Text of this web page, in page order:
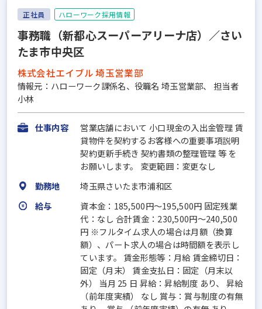
正社員 ハローワーク採用情報
事務職（新都心スーパーアリーナ店）／さい
たま市中央区
株式会社エイブル 埼玉営業部
情報元：ハローワーク課係名、役職名 埼玉営業部、 担当者
小林
仕事内容
営業店舗において 小口現金の入出金管理 賃
貸物件を契約するお客様への重要事項説明
契約更新手続き 契約書類の整理管理 等 を
お願いします。 変更範囲：変更なし
勤務地
埼玉県さいたま市浦和区
給与
資本金：185,500円〜195,500円 固定残業
代：なし 合計賃金：230,500円～240,500
円 ※フルタイム求人の場合は月額（換算
額）、パート求人の場合は時間額を表示し
ています。 賃金形態等：月給 賃金締切日：
固定（月末） 賃金支払日：固定（月末以
外） 当月 25 日 昇給：昇給制度 あり、 昇給
（前年度実績） なし 賞与：賞与制度の有無